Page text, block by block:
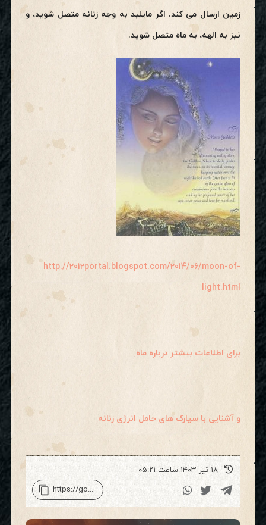
زمین ارسال می کند. اگر مایلید به وجه زنانه متصل شوید، و
نیز به الهه، به ماه متصل شوید.
http://2012portal.blogspot.com/2014/06/moon-of-
light.html
برای اطلاعات بیشتر درباره ماه
و آشنایی با سیارک های حامل انرژی زنانه
۱۸ تیر ۱۴۰۳ ساعت ۰۵:۲۱